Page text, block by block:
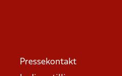
Pressekontakt